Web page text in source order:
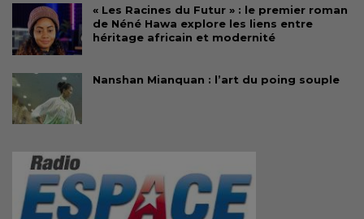
« Les Racines du Futur » : le premier roman
de Néné Hawa explore les liens entre
héritage africain et modernité
Nanshan Mianquan : l’art du poing souple